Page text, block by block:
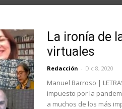
La ironía de
virtuales
Redacción - Dic 8, 2020
Manuel Barroso |
impuesto por la
a muchos de los más